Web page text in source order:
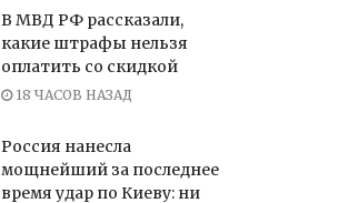
В МВД РФ рассказали,
какие штрафы нельзя
оплатить со скидкой
18 ЧАСОВ НАЗАД
Россия нанесла
мощнейший за последнее
время удар по Киеву: ни